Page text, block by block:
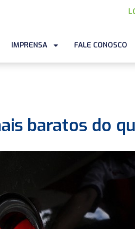
IMPRENSA FALE CONOSCO
baratos do